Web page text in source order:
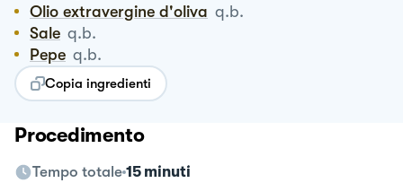
Olio extravergine d'oliva q.b.
Sale q.b.
Pepe q.b.
Copia ingredienti
Procedimento
Tempo totale 15 minuti